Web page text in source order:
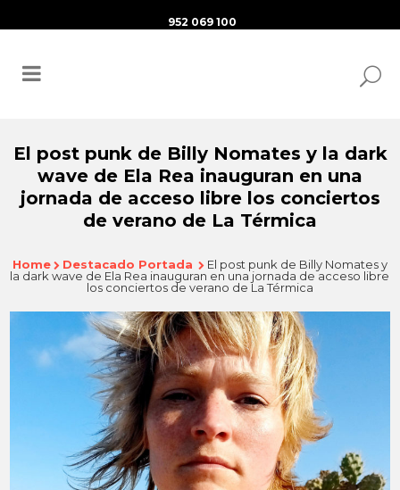
952 069 100
El post punk de Billy Nomates y la dark
wave de Ela Rea inauguran en una
jornada de acceso libre los conciertos
de verano de La Térmica
Home Destacado Portada
El post punk de Billy Nomates y
la dark wave de Ela Rea inauguran en una jornada de acceso libre
los conciertos de verano de La Térmica